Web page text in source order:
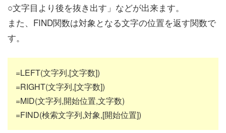
○文字目より後を抜き出す」などが出来ます。
また、FIND関数は対象となる文字の位置を返す関数で
す。
=LEFT(文字列,[文字数])
=RIGHT(文字列,[文字数])
=MID(文字列,開始位置,文字数)
=FIND(検索文字列,対象,[開始位置])